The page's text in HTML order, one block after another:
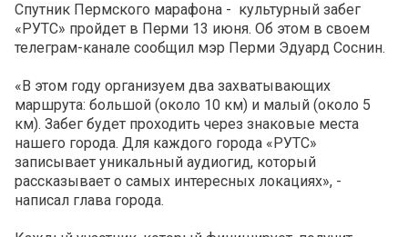
Спутник Пермского марафона - культурный забег
«РУТС» пройдет в Перми 13 июня. Об этом в своем
телеграм-канале сообщил мэр Перми Эдуард Соснин.
«В этом году организуем два захватывающих
маршрута: большой (около 10 км) и малый (около 5
км). Забег будет проходить через знаковые места
нашего города. Для каждого города «РУТС»
записывает уникальный аудиогид, который
рассказывает о самых интересных локациях», -
написал глава города.